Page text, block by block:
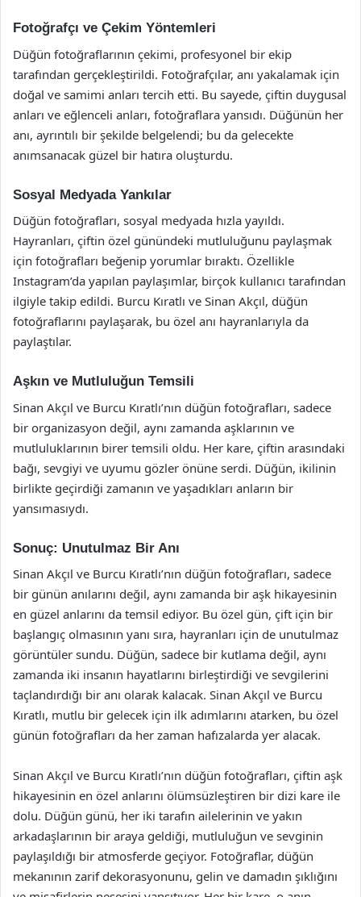
Fotoğrafçı ve Çekim Yöntemleri
Düğün fotoğraflarının çekimi, profesyonel bir ekip
tarafından gerçekleştirildi. Fotoğrafçılar, anı yakalamak için
doğal ve samimi anları tercih etti. Bu sayede, çiftin duygusal
anları ve eğlenceli anları, fotoğraflara yansıdı. Düğünün her
anı, ayrıntılı bir şekilde belgelendi; bu da gelecekte
anımsanacak güzel bir hatıra oluşturdu.
Sosyal Medyada Yankılar
Düğün fotoğrafları, sosyal medyada hızla yayıldı.
Hayranları, çiftin özel günündeki mutluluğunu paylaşmak
için fotoğrafları beğenip yorumlar bıraktı. Özellikle
Instagram’da yapılan paylaşımlar, birçok kullanıcı tarafından
ilgiyle takip edildi. Burcu Kıratlı ve Sinan Akçıl, düğün
fotoğraflarını paylaşarak, bu özel anı hayranlarıyla da
paylaştılar.
Aşkın ve Mutluluğun Temsili
Sinan Akçıl ve Burcu Kıratlı’nın düğün fotoğrafları, sadece
bir organizasyon değil, aynı zamanda aşklarının ve
mutluluklarının birer temsili oldu. Her kare, çiftin arasındaki
bağı, sevgiyi ve uyumu gözler önüne serdi. Düğün, ikilinin
birlikte geçirdiği zamanın ve yaşadıkları anların bir
yansımasıydı.
Sonuç: Unutulmaz Bir Anı
Sinan Akçıl ve Burcu Kıratlı’nın düğün fotoğrafları, sadece
bir günün anılarını değil, aynı zamanda bir aşk hikayesinin
en güzel anlarını da temsil ediyor. Bu özel gün, çift için bir
başlangıç olmasının yanı sıra, hayranları için de unutulmaz
görüntüler sundu. Düğün, sadece bir kutlama değil, aynı
zamanda iki insanın hayatlarını birleştirdiği ve sevgilerini
taçlandırdığı bir anı olarak kalacak. Sinan Akçıl ve Burcu
Kıratlı, mutlu bir gelecek için ilk adımlarını atarken, bu özel
günün fotoğrafları da her zaman hafızalarda yer alacak.
Sinan Akçıl ve Burcu Kıratlı’nın düğün fotoğrafları, çiftin aşk
hikayesinin en özel anlarını ölümsüzleştiren bir dizi kare ile
dolu. Düğün günü, her iki tarafın ailelerinin ve yakın
arkadaşlarının bir araya geldiği, mutluluğun ve sevginin
paylaşıldığı bir atmosferde geçiyor. Fotoğraflar, düğün
mekanının zarif dekorasyonunu, gelin ve damadın şıklığını